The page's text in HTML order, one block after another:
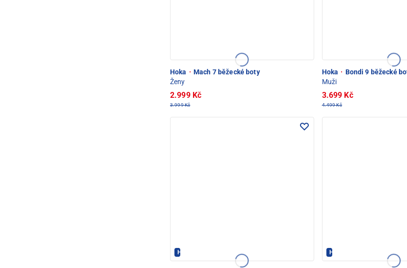
Hoka · Mach 7 běžecké boty
Ženy
2.999 Kč
3.999 Kč
Hoka · Bondi 9 běžecké
Muži
3.699 Kč
4.499 Kč
Hoka - PEC POD SNĚŽKOU Hoka - PEC POD SNĚŽKOU